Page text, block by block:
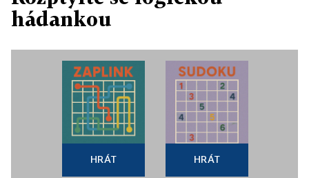
hádankou
HRÁT HRÁT